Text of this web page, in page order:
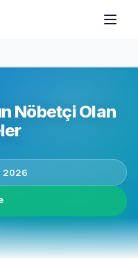
Nöbetçi Olan
2026